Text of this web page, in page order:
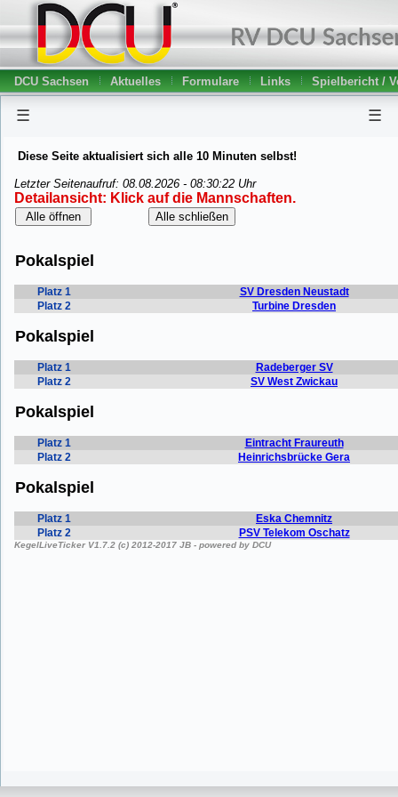
DCU Sachsen Aktuelles Formulare Links Spielbericht /
☰ ☰